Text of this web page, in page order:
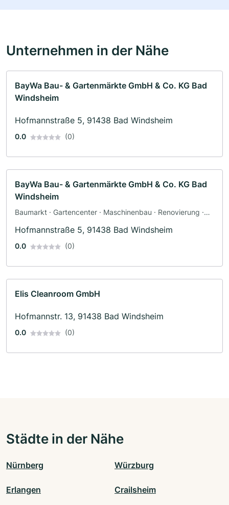
Unternehmen in der Nähe
BayWa Bau- & Gartenmärkte GmbH & Co. KG Bad
Windsheim
Hofmannstraße 5, 91438 Bad Windsheim
0.0 (0)
BayWa Bau- & Gartenmärkte GmbH & Co. KG Bad
Windsheim
Baumarkt · Gartencenter · Maschinenbau · Renovierung ·
Hofmannstraße 5, 91438 Bad Windsheim
0.0 (0)
Elis Cleanroom GmbH
Hofmannstr. 13, 91438 Bad Windsheim
0.0 (0)
Städte in der Nähe
Nürnberg Würzburg
Erlangen Crailsheim